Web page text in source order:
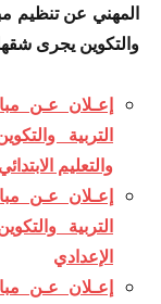
المهني عن تنظيم
والتكوين يجرى شقها الكتابي
إعـلان عـن
التربية
والتعليم الابتدائي
إعـلان عـن
التربية
الإعدادي
إعـلان عـن